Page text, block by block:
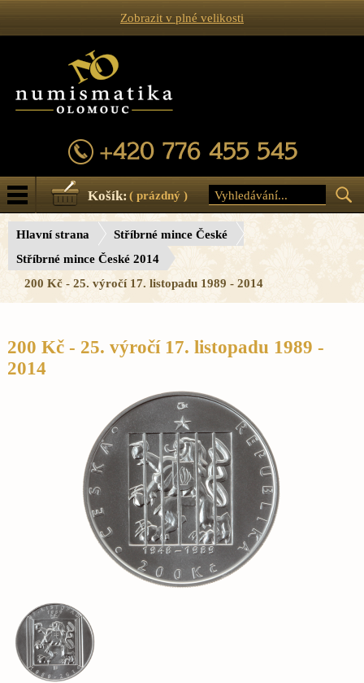
Zobrazit v plné velikosti
Košík: ( prázdný )
Hlavní strana
Stříbrné mince České
Stříbrné mince České 2014
200 Kč - 25. výročí 17. listopadu 1989 - 2014
200 Kč - 25. výročí 17. listopadu 1989 -
2014